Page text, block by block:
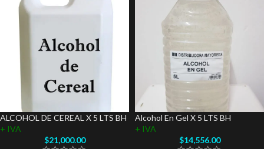
ALCOHOL DE CEREAL X 5 LTS BH
+ IVA
$21,000.00
Alcohol En Gel X 5 LTS BH
+ IVA
$14,556.00